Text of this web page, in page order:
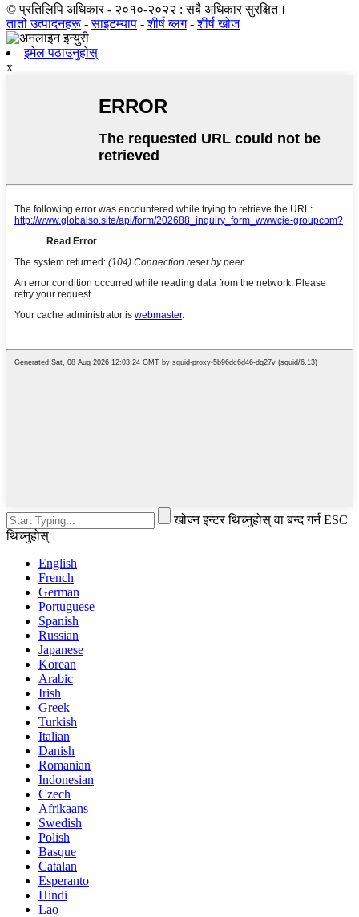
© प्रतिलिपि अधिकार - २०१०-२०२२ : सबै अधिकार सुरक्षित।
तातो उत्पादनहरू -साइटम्याप -शीर्ष ब्लग-शीर्ष खोज
इमेल पठाउनुहोस्
x
खोज्न इन्टर थिच्नुहोस् वा बन्द गर्न ESC
थिच्नुहोस्।
English
French
German
Portuguese
Spanish
Russian
Japanese
Korean
Arabic
Irish
Greek
Turkish
Italian
Danish
Romanian
Indonesian
Czech
Afrikaans
Swedish
Polish
Basque
Catalan
Esperanto
Hindi
Lao